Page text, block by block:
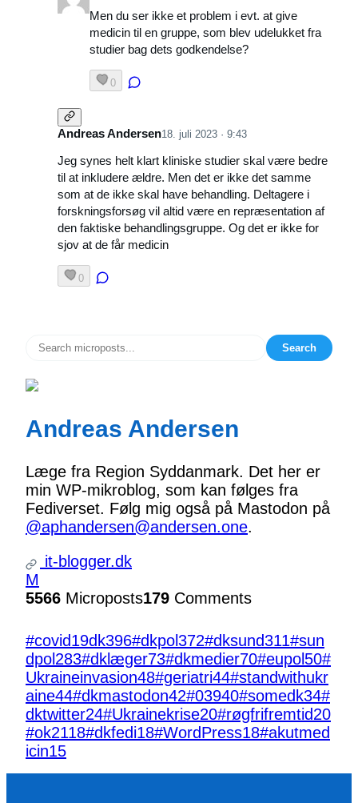
Men du ser ikke et problem i evt. at give
medicin til en gruppe, som blev udelukket fra
studier bag dets godkendelse?
0
Andreas Andersen18. juli 2023 · 9:43
Jeg synes helt klart kliniske studier skal være bedre
til at inkludere ældre. Men det er ikke det samme
som at de ikke skal have behandling. Deltagere i
forskningsforsøg vil altid være en repræsentation af
den faktiske behandlingsgruppe. Og det er ikke for
sjov at de får medicin
0
Search
Andreas Andersen
Læge fra Region Syddanmark. Det her er
min WP-mikroblog, som kan følges fra
Fediverset. Følg mig også på Mastodon på
@aphandersen@andersen.one.
it-blogger.dk
M
5566 Microposts179 Comments
#covid19dk396#dkpol372#dksund311#sun
dpol 283#dklæger73#dkmedier70#eupol 50#
Ukraineinvasion48#geriatri44#standwithukr
aine44#dkmastodon42#03940#somedk34#
dktwitter24#Ukrainekrise20#røgfrifremtid20
#ok2118#dkfedi18#WordPress18#akutmed
icin15